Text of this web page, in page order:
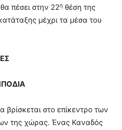
πέσει στην 22η θέση της
μέχρι τα μέσα του
στο επίκεντρο των
της χώρας. Ένας Καναδός